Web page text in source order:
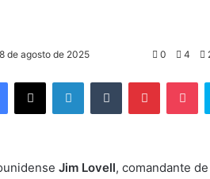
8 de agosto de 2025 0 4
Facebook
X LinkedInTumblr Pinterest
Jim Lovell, comandante